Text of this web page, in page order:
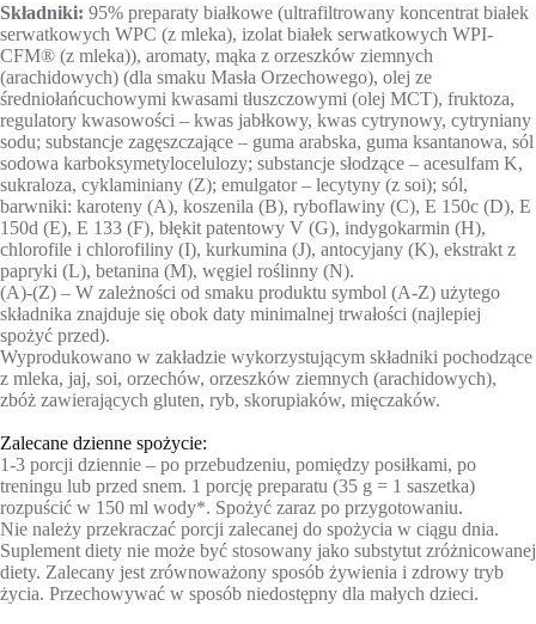
Składniki: 95% preparaty białkowe (ultrafiltrowany koncentrat białek
serwatkowych WPC (z mleka), izolat białek serwatkowych WPI-
CFM® (z mleka)), aromaty, mąka z orzeszków ziemnych
(arachidowych) (dla smaku Masła Orzechowego), olej ze
średniołańcuchowymi kwasami tłuszczowymi (olej MCT), fruktoza,
regulatory kwasowości – kwas jabłkowy, kwas cytrynowy, cytryniany
sodu; substancje zagęszczające – guma arabska, guma ksantanowa, sól
sodowa karboksymetylocelulozy; substancje słodzące – acesulfam K,
sukraloza, cyklaminiany (Z); emulgator – lecytyny (z soi); sól,
barwniki: karoteny (A), koszenila (B), ryboflawiny (C), E 150c (D), E
150d (E), E 133 (F), błękit patentowy V (G), indygokarmin (H),
chlorofile i chlorofiliny (I), kurkumina (J), antocyjany (K), ekstrakt z
papryki (L), betanina (M), węgiel roślinny (N).
(A)-(Z) – W zależności od smaku produktu symbol (A-Z) użytego
składnika znajduje się obok daty minimalnej trwałości (najlepiej
spożyć przed).
Wyprodukowano w zakładzie wykorzystującym składniki pochodzące
z mleka, jaj, soi, orzechów, orzeszków ziemnych (arachidowych),
zbóż zawierających gluten, ryb, skorupiaków, mięczaków.
Zalecane dzienne spożycie:
1-3 porcji dziennie – po przebudzeniu, pomiędzy posiłkami, po
treningu lub przed snem. 1 porcję preparatu (35 g = 1 saszetka)
rozpuścić w 150 ml wody*. Spożyć zaraz po przygotowaniu.
Nie należy przekraczać porcji zalecanej do spożycia w ciągu dnia.
Suplement diety nie może być stosowany jako substytut zróżnicowanej
diety. Zalecany jest zrównoważony sposób żywienia i zdrowy tryb
życia. Przechowywać w sposób niedostępny dla małych dzieci.